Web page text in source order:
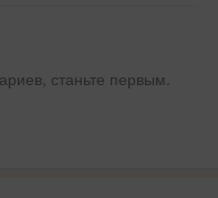
станьте первым.